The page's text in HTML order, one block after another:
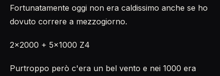
Fortunatamente oggi non era caldissimo anche se ho
dovuto correre a mezzogiorno.
2x2000 + 5x1000 Z4
Purtroppo però c'era un bel vento e nei 1000 era